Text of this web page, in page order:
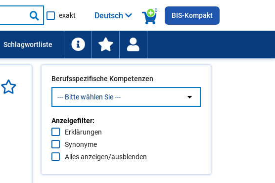
Suche
starten
exakt
0
Deutsch BIS-Kompakt
Berufsspezifische Kompetenzen
Anzeigefilter:
Erklärungen
Synonyme
Alles anzeigen/ausblenden